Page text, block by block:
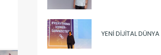
YENI DIJITAL DÜNYA